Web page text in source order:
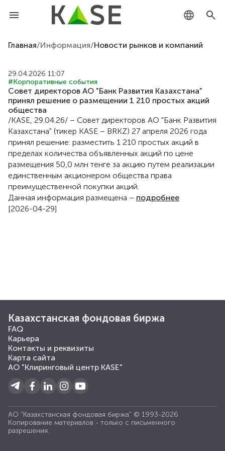
KZ
EN
Главная/Информация/Новости рынков и компаний
29.04.2026 11:07
#Корпоративные события
Совет директоров АО "Банк Развития Казахстана"
принял решение о размещении 1 210 простых акций
общества
/KASE, 29.04.26/ – Совет директоров АО "Банк Развития
Казахстана" (тикер KASE – BRKZ) 27 апреля 2026 года
принял решение: разместить 1 210 простых акций в
пределах количества объявленных акций по цене
размещения 50,0 млн тенге за акцию путем реализации
единственным акционером общества права
преимущественной покупки акций.
Данная информация размещена – подробнее
[2026-04-29]
Казахстанская фондовая биржа
FAQ
Карьера
Контакты и реквизиты
Карта сайта
АО "Клиринговый центр KASE"
АО "Казахстанская фондовая биржа" © 1993-2026
Копирование материалов - только с письменного
разрешения.